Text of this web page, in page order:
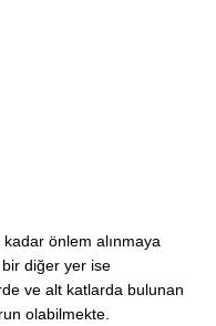
önlem alınmaya
diğer yer ise
ve alt katlarda bulunan
olabilmekte.